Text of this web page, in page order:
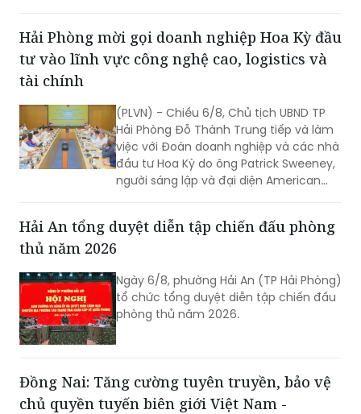
và khu vực sông Truồi (xã Lộc An).
Hải Phòng mời gọi doanh nghiệp Hoa Kỳ đầu
tư vào lĩnh vực công nghệ cao, logistics và
tài chính
(PLVN) - Chiều 6/8, Chủ tịch UBND TP
Hải Phòng Đỗ Thành Trung tiếp và làm
việc với Đoàn doanh nghiệp và các nhà
đầu tư Hoa Kỳ do ông Patrick Sweeney,
người sáng lập và đại diện American
tìm hiểu cơ hội đầu tư tại Hải Phòng.
Hải An tổng duyệt diễn tập chiến đấu phòng
thủ năm 2026
Ngày 6/8, phường Hải An (TP Hải Phòng)
tổ chức tổng duyệt diễn tập chiến đấu
phòng thủ năm 2026.
Đồng Nai: Tăng cường tuyên truyền, bảo vệ
chủ quyền tuyến biên giới Việt Nam -